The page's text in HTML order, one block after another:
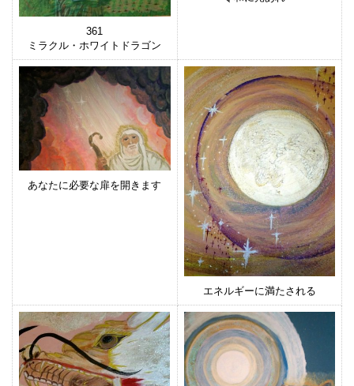
361
ミラクル・ホワイトドラゴン
あなたに必要な扉を開きます
エネルギーに満たされる